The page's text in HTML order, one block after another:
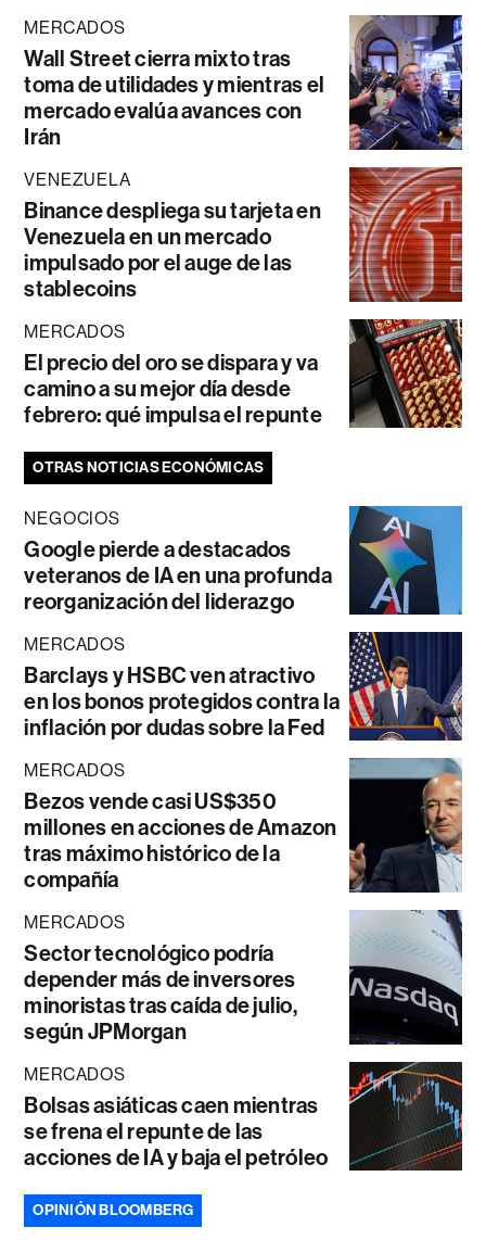
MERCADOS
Wall Street cierra mixto tras
toma de utilidades y mientras el
mercado evalúa avances con
Irán
VENEZUELA
Binance despliega su tarjeta en
Venezuela en un mercado
impulsado por el auge de las
stablecoins
MERCADOS
El precio del oro se dispara y va
camino a su mejor día desde
febrero: qué impulsa el repunte
OTRAS NOTICIAS ECONÓMICAS
NEGOCIOS
Google pierde a destacados
veteranos de IA en una profunda
reorganización del liderazgo
MERCADOS
Barclays y HSBC ven atractivo
en los bonos protegidos contra la
inflación por dudas sobre la Fed
MERCADOS
Bezos vende casi US$350
millones en acciones de Amazon
tras máximo histórico de la
compañía
MERCADOS
Sector tecnológico podría
depender más de inversores
minoristas tras caída de julio,
según JPMorgan
MERCADOS
Bolsas asiáticas caen mientras
se frena el repunte de las
acciones de IA y baja el petróleo
OPINIÓN BLOOMBERG